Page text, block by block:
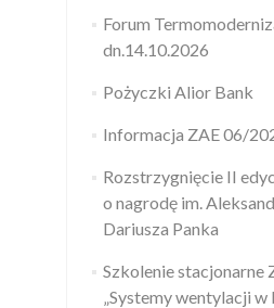
Forum
dn.14.10.2026
Pożyczki Alior Bank
Informacja ZAE 06/
Rozstrzygnięcie II
o nagrodę im.
Dariusza Panka
Szkolenie stacjonarne
„Systemy wentylacji w